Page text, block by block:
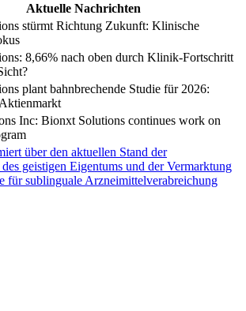
Aktuelle Nachrichten
stürmt Richtung Zukunft: Klinische
8,66% nach oben durch Klinik-Fortschritt
plant bahnbrechende Studie für 2026:
Inc: Bionxt Solutions continues work on
über den aktuellen Stand der
geistigen Eigentums und der Vermarktung
für sublinguale Arzneimittelverabreichung